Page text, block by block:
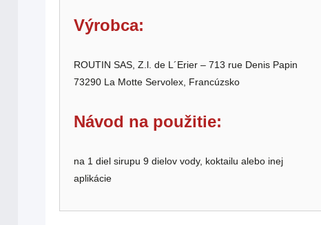
Výrobca:
ROUTIN SAS, Z.l. de L´Erier – 713 rue Denis Papin
73290 La Motte Servolex, Francúzsko
Návod na použitie:
na 1 diel sirupu 9 dielov vody, koktailu alebo inej
aplikácie